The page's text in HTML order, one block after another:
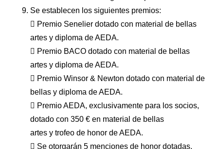
Se establecen los siguientes premios:
 Premio Senelier dotado con material de bellas
artes y diploma de AEDA.
 Premio BACO dotado con material de bellas
artes y diploma de AEDA.
 Premio Winsor & Newton dotado con material de
bellas y diploma de AEDA.
 Premio AEDA, exclusivamente para los socios,
dotado con 350 € en material de bellas
artes y trofeo de honor de AEDA.
 Se otorgarán 5 menciones de honor dotadas,